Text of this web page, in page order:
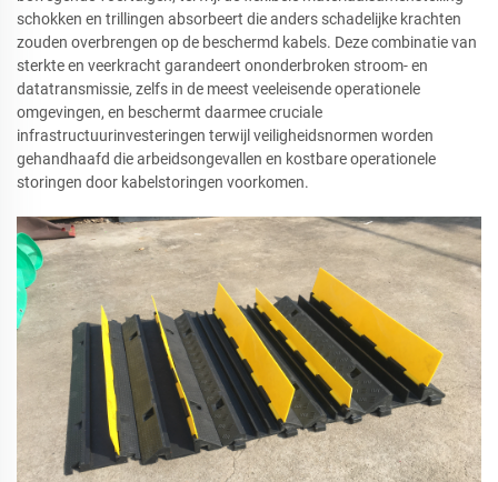
schokken en trillingen absorbeert die anders schadelijke krachten
zouden overbrengen op de beschermd kabels. Deze combinatie van
sterkte en veerkracht garandeert ononderbroken stroom- en
datatransmissie, zelfs in de meest veeleisende operationele
omgevingen, en beschermt daarmee cruciale
infrastructuurinvesteringen terwijl veiligheidsnormen worden
gehandhaafd die arbeidsongevallen en kostbare operationele
storingen door kabelstoringen voorkomen.